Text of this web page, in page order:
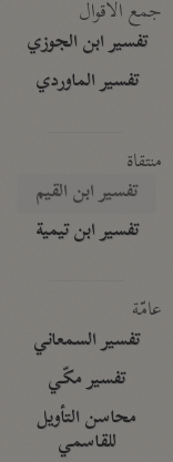
جمع الأقوال
تفسير ابن الجوزي
تفسير الماوردي
منتقاة
تفسير ابن القيم
تفسير ابن تيمية
عامّة
تفسير السمعاني
تفسير مكّي
محاسن التأويل
للقاسمي